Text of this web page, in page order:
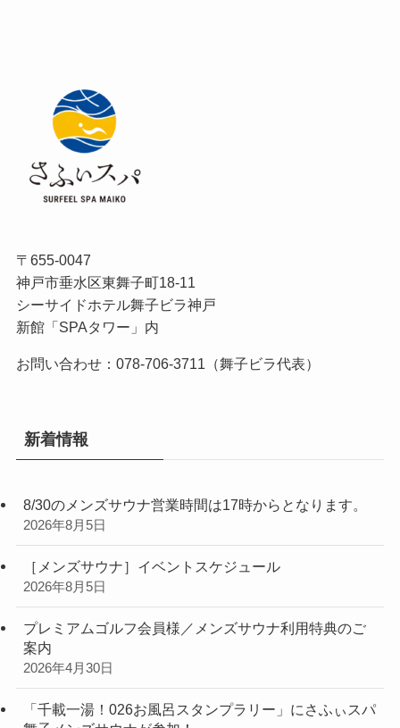
〒655-0047
神戸市垂水区東舞子町18-11
シーサイドホテル舞子ビラ神戸
新館「SPAタワー」内
お問い合わせ：078-706-3711（舞子ビラ代表）
新着情報
8/30のメンズサウナ営業時間は17時からとなります。
2026年8月5日
［メンズサウナ］イベントスケジュール
2026年8月5日
プレミアムゴルフ会員様／メンズサウナ利用特典のご
案内
2026年4月30日
「千載一湯！026お風呂スタンプラリー」にさふぃスパ